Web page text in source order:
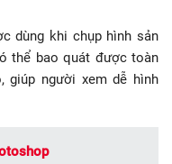
dùng khi chụp hình sản
thể bao quát được toàn
giúp người xem dễ hình